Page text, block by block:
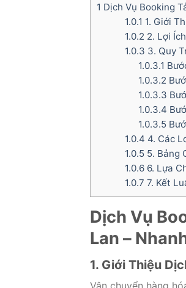
1 Dịch Vụ Booking
1.0.1 1. Giới
1.0.2 2. Lợi
1.0.3 3. Quy
1.0.3.1
1.0.3.2
1.0.3.3
1.0.3.4
1.0.3.5
1.0.4 4. Các
1.0.55. Bảng
1.0.66. Lựa
1.0.7 7. Kết
Dịch Vụ
Lan –
1. Giới Thiệu
Vận chuyển hàng